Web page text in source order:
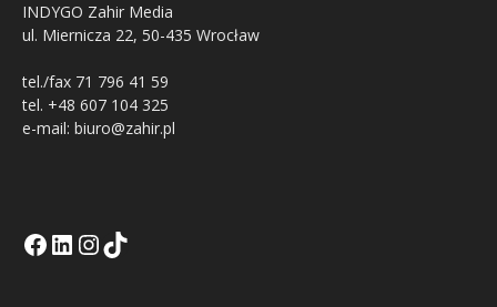
INDYGO Zahir Media
ul. Miernicza 22, 50-435 Wrocław
tel./fax 71 796 41 59
tel. +48 607 104 325
e-mail: biuro@zahir.pl
Facebook
LinkedIn
Tik Tok KEInstagramm KE